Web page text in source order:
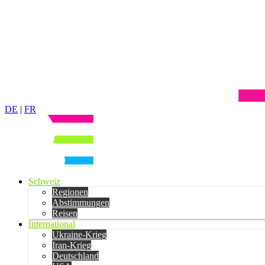
DE | FR
Schweiz
Regionen
Abstimmungen
Reisen
International
Ukraine-Krieg
Iran-Krieg
Deutschland